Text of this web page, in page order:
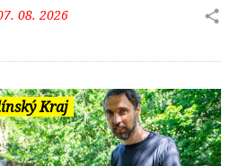
08. 2026
Kraj